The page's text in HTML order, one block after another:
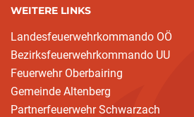
WEITERE LINKS
Landesfeuerwehrkommando OÖ
Bezirksfeuerwehrkommando UU
Feuerwehr Oberbairing
Gemeinde Altenberg
Partnerfeuerwehr Schwarzach